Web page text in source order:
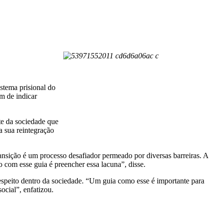
prisional do
de indicar
da sociedade que
sua reintegração
é um processo desafiador permeado por diversas barreiras. A
esse guia é preencher essa lacuna”, disse.
dentro da sociedade. “Um guia como esse é importante para
enfatizou.